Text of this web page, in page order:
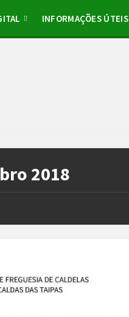
INFORMAÇÕES ÚTEIS
2018